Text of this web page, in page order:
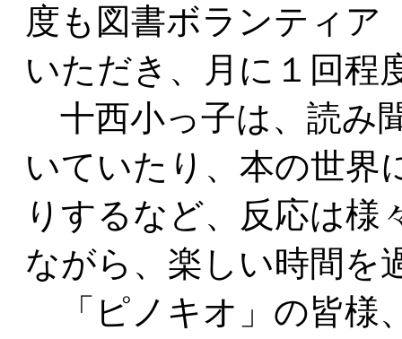
度も図書ボランティア
いただき、月に１回程
十西小っ子は、読み
いていたり、本の世界
りするなど、反応は様
ながら、楽しい時間を
「ピノキオ」の皆様